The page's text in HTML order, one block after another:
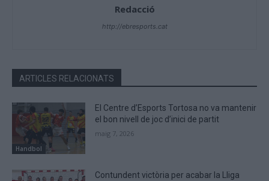
Redacció
http://ebresports.cat
ARTICLES RELACIONATS
Handbol
El Centre d’Esports Tortosa no va mantenir
el bon nivell de joc d’inici de partit
maig 7, 2026
Contundent victòria per acabar la Lliga